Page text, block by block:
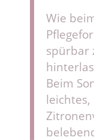
Wie
spürbar
Beim